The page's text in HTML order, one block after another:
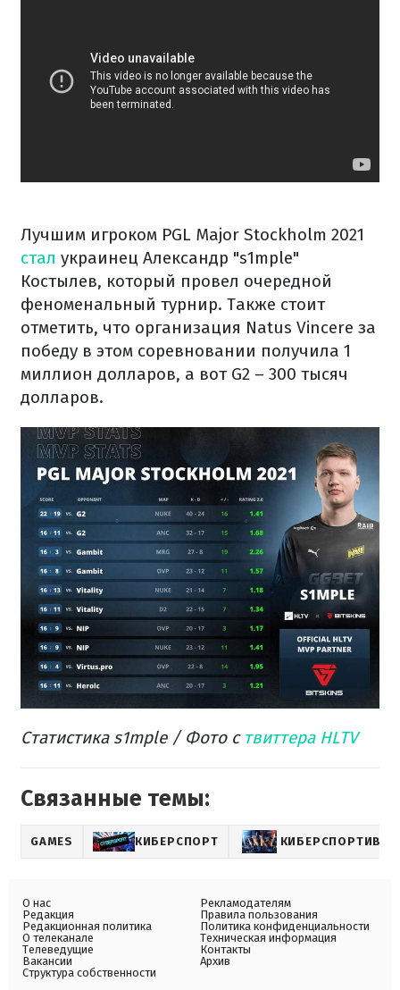
Лучшим игроком PGL Major Stockholm 2021
стал украинец Александр "s1mple"
Костылев, который провел очередной
феноменальный турнир. Также стоит
отметить, что организация Natus Vincere за
победу в этом соревновании получила 1
миллион долларов, а вот G2 – 300 тысяч
долларов.
Статистика s1mple / Фото с твиттера HLTV
Связанные темы:
GAMES КИБЕРСПОРТ
О нас
Редакция
Редакционная политика
О телеканале
Телеведущие
Вакансии
Структура собственности
Рекламодателям
Правила пользования
Политика конфиденциальности
Техническая информация
Контакты
Архив